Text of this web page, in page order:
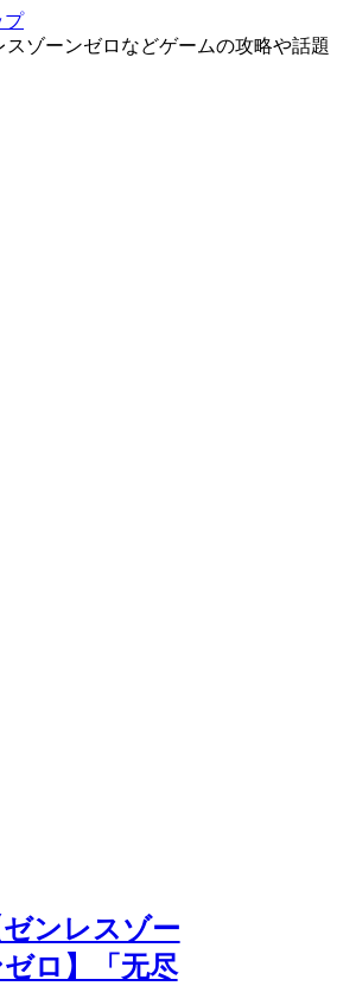
プ
スゾーンゼロなどゲームの攻略や話題
ゼンレスゾー
ゼロ】「无尽